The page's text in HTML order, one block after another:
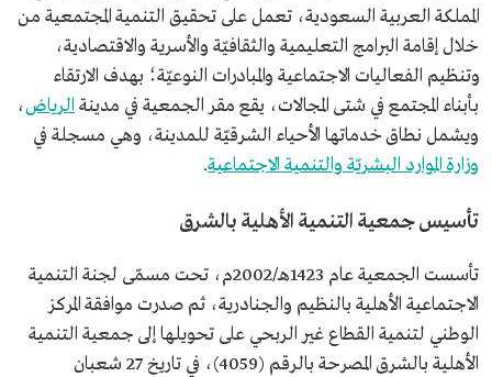
المملكة العربية السعودية، تعمل على تحقيق التنمية المجتمعية من
خلال إقامة البرامج التعليمية والثقافيّة والأسرية والاقتصادية،
وتنظيم الفعاليات الاجتماعية والمبادرات النوعيّة؛ بهدف الارتقاء
بأبناء المجتمع في شتى المجالات، يقع مقر الجمعية في مدينة الرياض،
ويشمل نطاق خدماتها الأحياء الشرقيّة للمدينة، وهي مسجلة في
وزارة الموارد البشريّة والتنمية الاجتماعية.
تأسيس جمعية التنمية الأهلية بالشرق
تأسست الجمعية عام 1423هـ/2002م، تحت مسمّى لجنة التنمية
الاجتماعية الأهلية بالنظيم والجنادرية، ثم صدرت موافقة المركز
الوطني لتنمية القطاع غير الربحي على تحويلها إلى جمعية التنمية
الأهلية بالشرق المصرحة بالرقم (4059)، في تاريخ 27 شعبان